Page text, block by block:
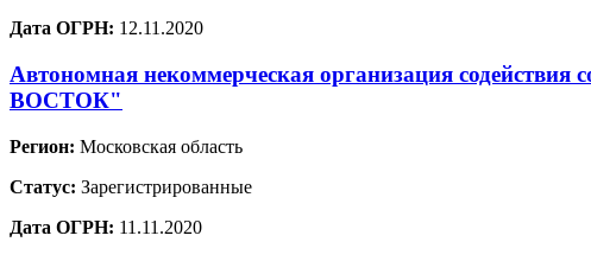
Дата ОГРН: 12.11.2020
Автономная некоммерческая организация
ВОСТОК"
Регион: Московская область
Статус: Зарегистрированные
Дата ОГРН: 11.11.2020